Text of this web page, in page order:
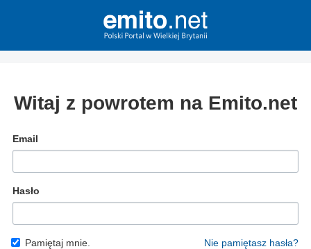
Witaj z powrotem na Emito.net
Email
Hasło
Pamiętaj mnie. Nie pamiętasz hasła?